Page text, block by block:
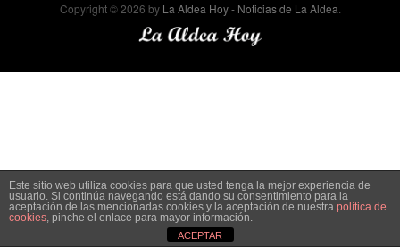
Copyright © 2026 by La Aldea Hoy - Noticias de La Aldea
Este sitio web utiliza cookies para que usted tenga la mejor experiencia de
usuario. Si continúa navegando está dando su consentimiento para la
aceptación de las mencionadas cookies y la aceptación de nuestra política de
cookies, pinche el enlace para mayor información.
ACEPTAR